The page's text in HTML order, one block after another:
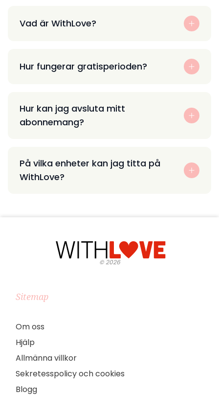
Vad är WithLove?
Hur fungerar gratisperioden?
Hur kan jag avsluta mitt
abonnemang?
På vilka enheter kan jag titta på
WithLove?
©2026
Sitemap
Om oss
Hjälp
Allmänna villkor
Sekretesspolicy och cookies
Blogg